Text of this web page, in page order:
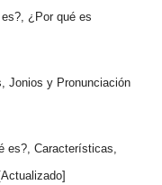
¿Por qué es
Jonios y Pronunciación
es?, Características,